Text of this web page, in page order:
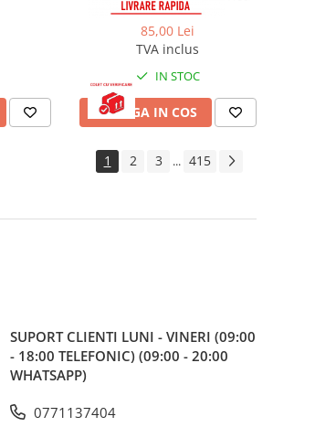
85,00 Lei
TVA inclus
IN STOC
ADAUGA IN COS
1 2 3 ... 415
SUPORT CLIENTI LUNI - VINERI (09:00
- 18:00 TELEFONIC) (09:00 - 20:00
WHATSAPP)
0771137404